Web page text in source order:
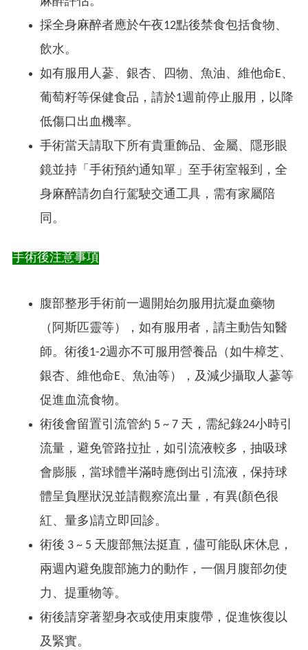
採全身麻醉者應於午夜12點後禁食包括食物、
飲水。
如有服用人蔘、銀杏、四物、魚油、維他命E、
葡萄籽等保健食品，請於1週前停止服用，以降
低傷口出血機率。
手術當天請取下所有貴重飾品、金屬、隱形眼
鏡並持「手術預約通知單」至手術室報到，全
身麻醉請勿自行駕駛交通工具，需有家屬陪
同。
手術後注意事項
腹部整形手術前一週開始勿服用抗凝血藥物
（阿斯匹靈等），如有服用者，請主動告知醫
師。術後1-2週亦不可服用營養品（如牛樟芝、
銀杏、維他命E、魚油等），及減少攝取人蔘等
促進血流食物。
術後會留置引流管約 5 ~ 7 天，需紀錄24小時引
流量，避免管路拉扯，如引流液較多，抽吸球
會膨脹，當球體半滿時應倒出引流液，保持球
體呈負壓狀況並請觀察流出量，有異(顏色很
紅、量多)請立即回診。
術後 3 ~ 5 天腹部無法挺直，儘可能臥床休息，
兩週內避免腹部施力的動作，一個月腹部勿使
力、提重物等。
術後請穿著塑身衣或使用束腹帶，促進恢復以
及緊實。